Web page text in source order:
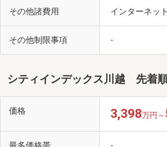
その他諸費用 インターネッ
その他制限事項 -
シティインデックス川越 先着
価格 3,398万円～